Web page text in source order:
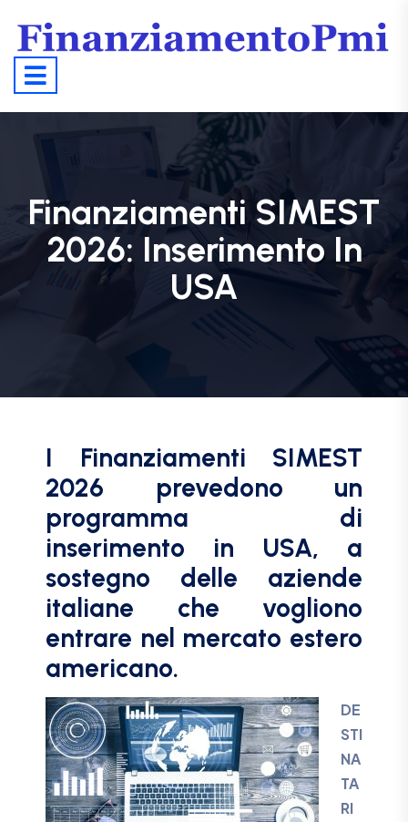
Finanziamenti SIMEST
2026: Inserimento In
USA
I Finanziamenti SIMEST
2026 prevedono un
programma di
inserimento in USA, a
sostegno delle aziende
italiane che vogliono
entrare nel mercato estero
americano.
DE
STI
NA
TA
RI